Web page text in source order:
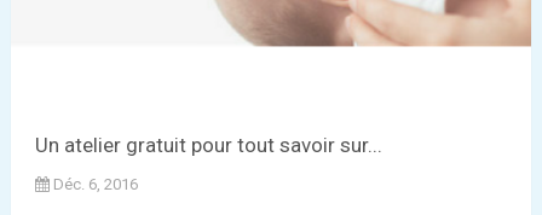
Un atelier gratuit pour tout savoir sur...
Déc. 6, 2016